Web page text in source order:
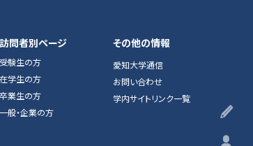
訪問者別ページ
受験生の方
在学生の方
卒業生の方
一般・企業の方
その他の情報
愛知大学通信
お問い合わせ
学内サイトリンク一覧